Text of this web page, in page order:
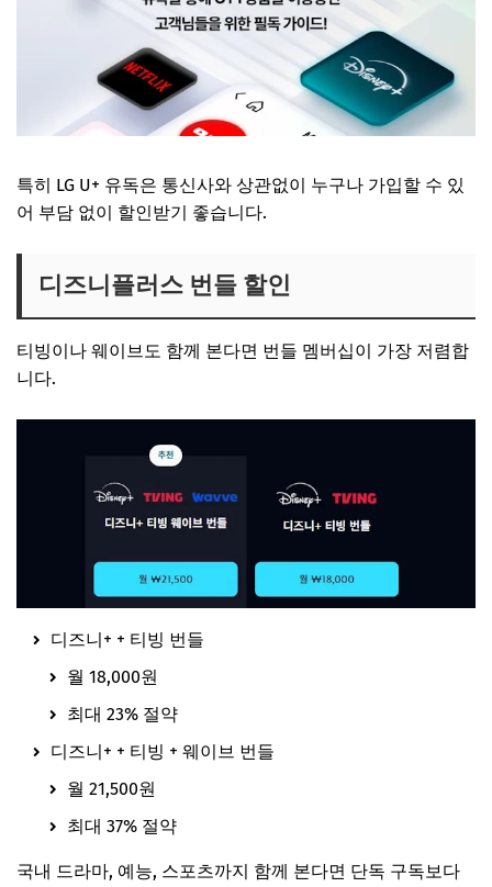
특히 LG U+ 유독은 통신사와 상관없이 누구나 가입할 수 있
어 부담 없이 할인받기 좋습니다.
디즈니플러스 번들 할인
티빙이나 웨이브도 함께 본다면 번들 멤버십이 가장 저렴합
니다.
디즈니+ + 티빙 번들
월 18,000원
최대 23% 절약
디즈니+ + 티빙 + 웨이브 번들
월 21,500원
최대 37% 절약
국내 드라마, 예능, 스포츠까지 함께 본다면 단독 구독보다